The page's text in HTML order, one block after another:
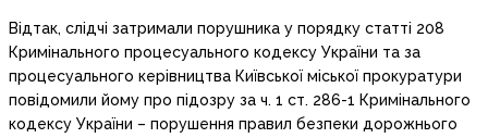
Відтак, слідчі затримали порушника у порядку статті 208
Кримінального процесуального кодексу України та за
процесуального керівництва Київської міської прокуратури
повідомили йому про підозру за ч. 1 ст. 286-1 Кримінального
кодексу України – порушення правил безпеки дорожнього